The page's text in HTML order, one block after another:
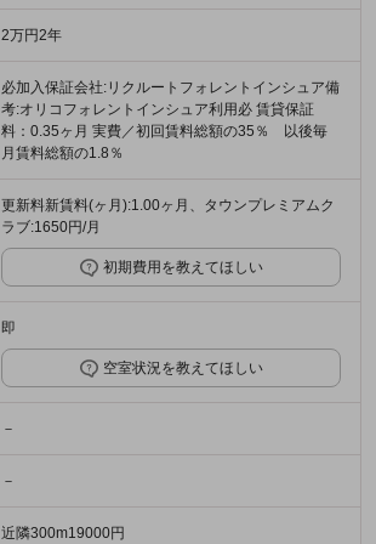
2万円2年
必加入保証会社:リクルートフォレントインシュア備
考:オリコフォレントインシュア利用必 賃貸保証
料：0.35ヶ月 実費／初回賃料総額の35％ 以後毎
月賃料総額の1.8％
更新料新賃料(ヶ月):1.00ヶ月、タウンプレミアムク
ラブ:1650円/月
初期費用を教えてほしい
即
空室状況を教えてほしい
－
－
近隣300m19000円